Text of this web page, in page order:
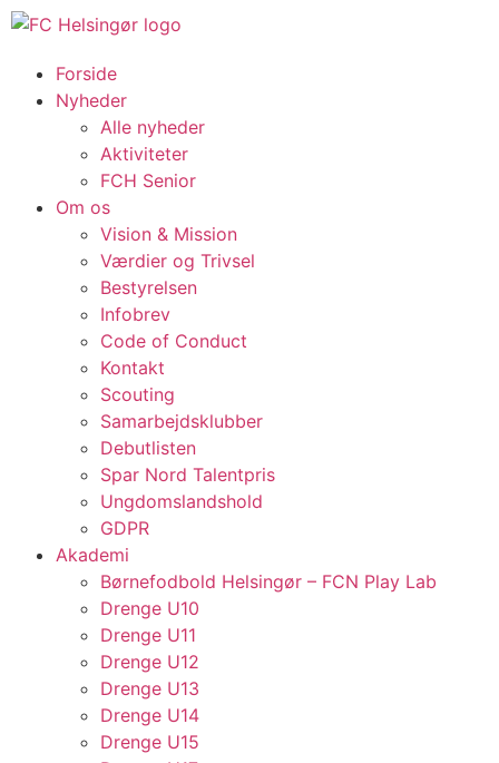
Forside
Nyheder
Alle nyheder
Aktiviteter
FCH Senior
Om os
Vision & Mission
Værdier og Trivsel
Bestyrelsen
Infobrev
Code of Conduct
Kontakt
Scouting
Samarbejdsklubber
Debutlisten
Spar Nord Talentpris
Ungdomslandshold
GDPR
Akademi
Børnefodbold Helsingør – FCN Play Lab
Drenge U10
Drenge U11
Drenge U12
Drenge U13
Drenge U14
Drenge U15